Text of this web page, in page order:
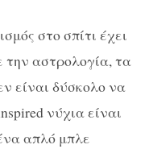
στο σπίτι έχει
την αστρολογία, τα
είναι δύσκολο να
νύχια είναι
απλό μπλε